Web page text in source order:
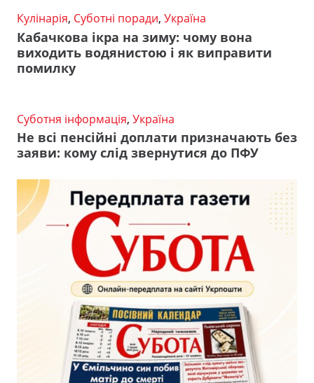
Кулінарія, Суботні поради, Україна
Кабачкова ікра на зиму: чому вона
виходить водянистою і як виправити
помилку
Суботня інформація, Україна
Не всі пенсійні доплати призначають без
заяви: кому слід звернутися до ПФУ